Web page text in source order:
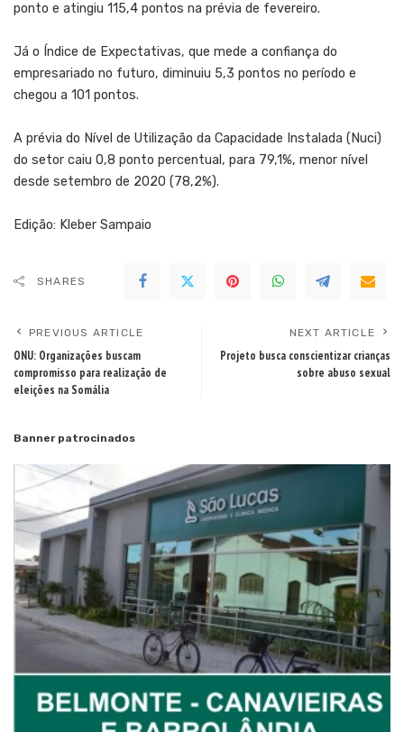
ponto e atingiu 115,4 pontos na prévia de fevereiro.
Já o Índice de Expectativas, que mede a confiança do
empresariado no futuro, diminuiu 5,3 pontos no período e
chegou a 101 pontos.
A prévia do Nível de Utilização da Capacidade Instalada (Nuci)
do setor caiu 0,8 ponto percentual, para 79,1%, menor nível
desde setembro de 2020 (78,2%).
Edição: Kleber Sampaio
SHARES
PREVIOUS ARTICLE
ONU: Organizações buscam
compromisso para realização de
eleições na Somália
NEXT ARTICLE
Projeto busca conscientizar crianças
sobre abuso sexual
Banner patrocinados